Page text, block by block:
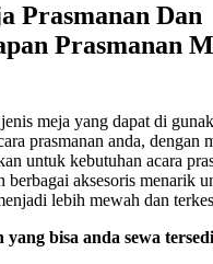
Prasmanan Dan
Prasmanan
meja yang dapat di
prasmanan anda, dengan
untuk kebutuhan acara
berbagai aksesoris menarik
lebih mewah dan
yang bisa anda sewa